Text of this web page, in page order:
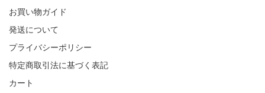
お買い物ガイド
発送について
プライバシーポリシー
特定商取引法に基づく表記
カート